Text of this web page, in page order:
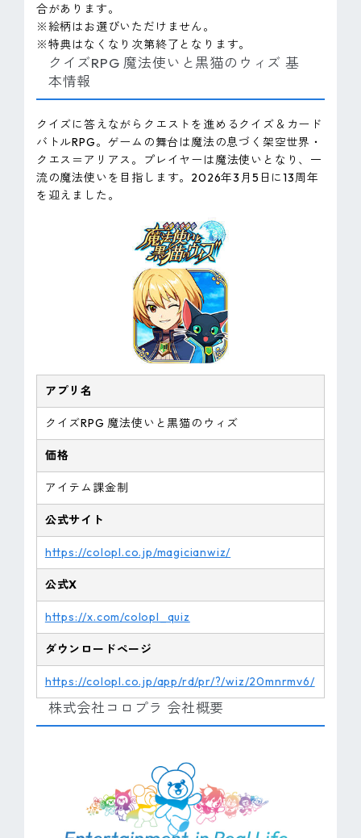
合があります。
※絵柄はお選びいただけません。
※特典はなくなり次第終了となります。
クイズRPG 魔法使いと黒猫のウィズ 基
本情報
クイズに答えながらクエストを進めるクイズ＆カード
バトルRPG。ゲームの舞台は魔法の息づく架空世界・
クエス＝アリアス。プレイヤーは魔法使いとなり、一
流の魔法使いを目指します。2026年3月5日に13周年
を迎えました。
アプリ名
クイズRPG 魔法使いと黒猫のウィズ
価格
アイテム課金制
公式サイト
https://colopl.co.jp/magicianwiz/
公式X
https://x.com/colopl_quiz
ダウンロードページ
https://colopl.co.jp/app/rd/pr/?/wiz/20mnrmv6/
株式会社コロプラ 会社概要